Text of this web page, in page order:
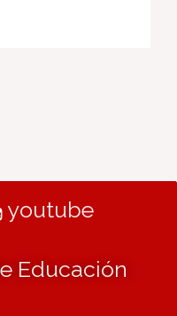
youtube
Educación